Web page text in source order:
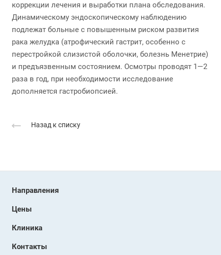
коррекции лечения и выработки плана обследования.
Динамическому эндоскопическому наблюдению
подлежат больные с повышенным риском развития
рака желудка (атрофический гастрит, особенно с
перестройкой слизистой оболочки, болезнь Менетрие)
и предъязвенным состоянием. Осмотры проводят 1—2
раза в год, при необходимости исследование
дополняется гастробиопсией.
Назад к списку
Направления
Цены
Клиника
Контакты